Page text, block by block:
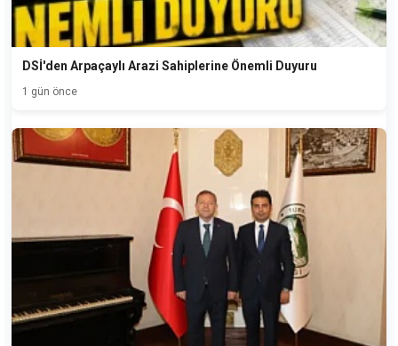
DSİ'den Arpaçaylı Arazi Sahiplerine Önemli Duyuru
1 gün önce